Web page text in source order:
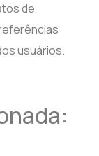
de
usuários.